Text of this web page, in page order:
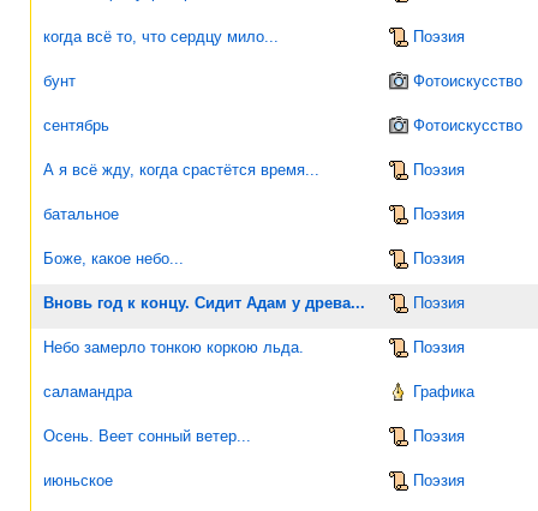
когда всё то, что сердцу мило... Поэзия
бунт Фотоискусство
сентябрь Фотоискусство
А я всё жду, когда срастётся время... Поэзия
батальное Поэзия
Боже, какое небо... Поэзия
Вновь год к концу. Сидит Адам у древа... Поэзия
Небо замерло тонкою коркою льда. Поэзия
саламандра Графика
Осень. Веет сонный ветер... Поэзия
июньское Поэзия